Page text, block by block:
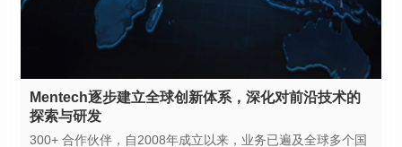
探索与研发